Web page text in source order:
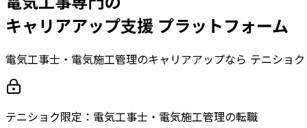
キャリアアップ支援 プラットフォーム
電気工事士・電気施工管理のキャリアアップなら テニショ
テニショク限定：電気工事士・電気施工管理の転職